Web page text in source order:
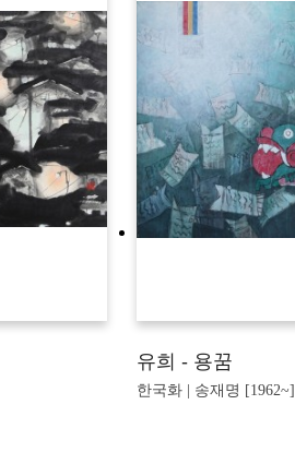
유희 - 용꿈
한국화 | 송재명 [1962~]